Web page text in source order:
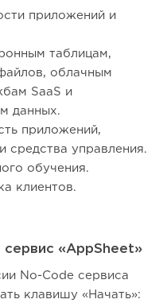
приложений и
таблицам,
облачным
SaaS и
данных.
приложений,
средства управления.
обучения.
клиентов.
сервис «AppSheet»
No-Code сервиса
клавишу «Начать»: